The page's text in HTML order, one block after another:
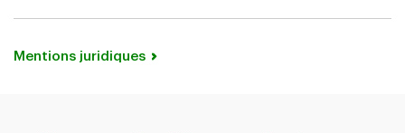
Mentions juridiques